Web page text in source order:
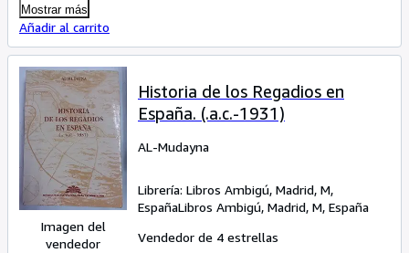
Mostrar más
Añadir al carrito
Imagen del
vendedor
Historia de los Regadios en
España. (.a.c.-1931)
AL-Mudayna
Librería: Libros Ambigú, Madrid, M,
EspañaLibros Ambigú, Madrid, M, España
Vendedor de 4 estrellas